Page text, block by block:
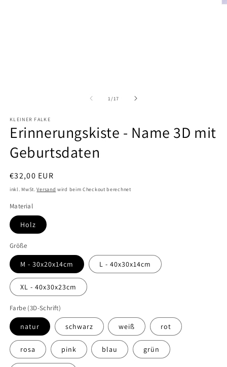
1 /von
17
KLEINER FALKE
Erinnerungskiste - Name 3D mit
Geburtsdaten
Normaler
Preis
€32,00 EUR
inkl. MwSt.Versand wird beim Checkout berechnet
Material
Holz
Größe
M - 30x20x14cm L - 40x30x14cm
XL - 40x30x23cm
Farbe (3D-Schrift)
natur schwarz weiß rot
rosa pink blau grün